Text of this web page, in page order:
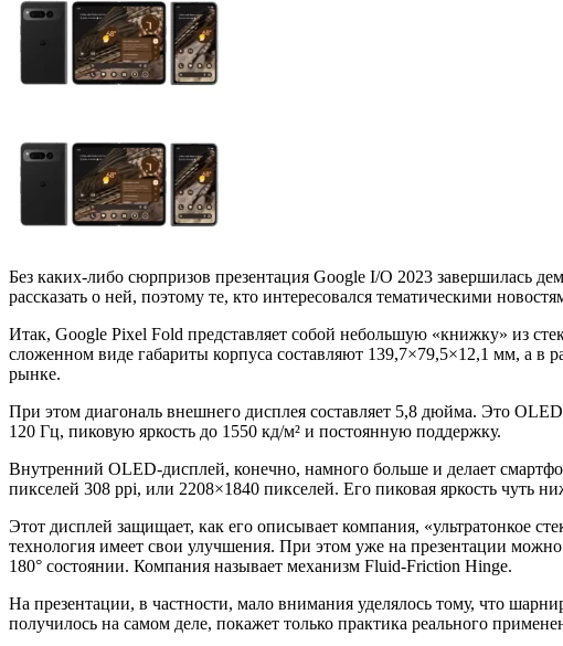
Без каких-либо сюрпризов презентация Google I/O 2023 завершилась
рассказать о ней, поэтому те, кто интересовался тематическими
Итак, Google Pixel Fold представляет собой небольшую «книжку» из
сложенном виде габариты корпуса составляют 139,7×79,5×12,1 мм, а в
рынке.
При этом диагональ внешнего дисплея составляет 5,8 дюйма. Это
120 Гц, пиковую яркость до 1550 кд/м² и постоянную поддержку.
Внутренний OLED-дисплей, конечно, намного больше и делает
пикселей 308 ppi, или 2208×1840 пикселей. Его пиковая яркость чуть
Этот дисплей защищает, как его описывает компания, «ультратонкое
технология имеет свои улучшения. При этом уже на презентации
180° состоянии. Компания называет механизм Fluid-Friction Hinge.
На презентации, в частности, мало внимания уделялось тому, что
получилось на самом деле, покажет только практика реального